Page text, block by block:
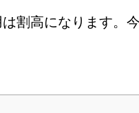
割高になります。